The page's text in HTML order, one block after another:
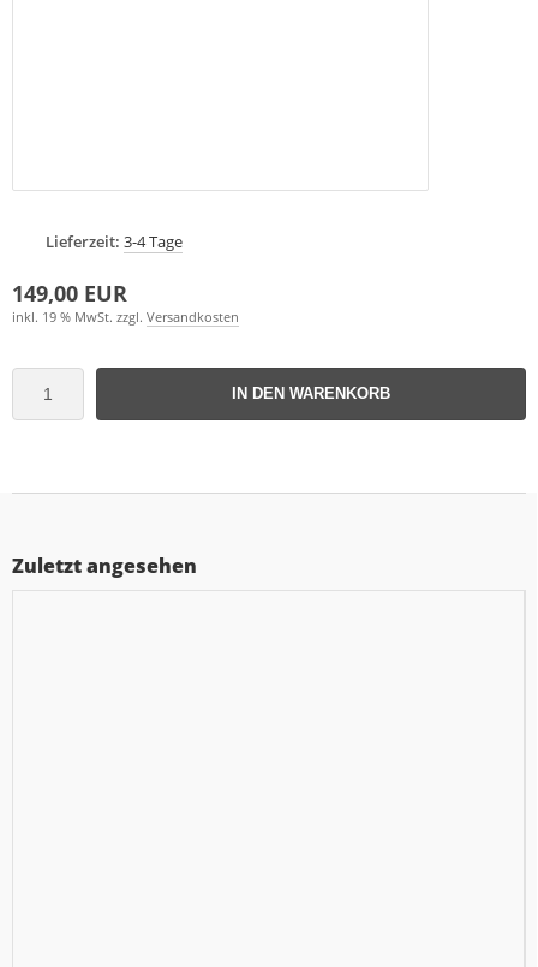
Lieferzeit: 3-4 Tage
149,00 EUR
inkl. 19 % MwSt. zzgl. Versandkosten
IN DEN WARENKORB
Zuletzt angesehen